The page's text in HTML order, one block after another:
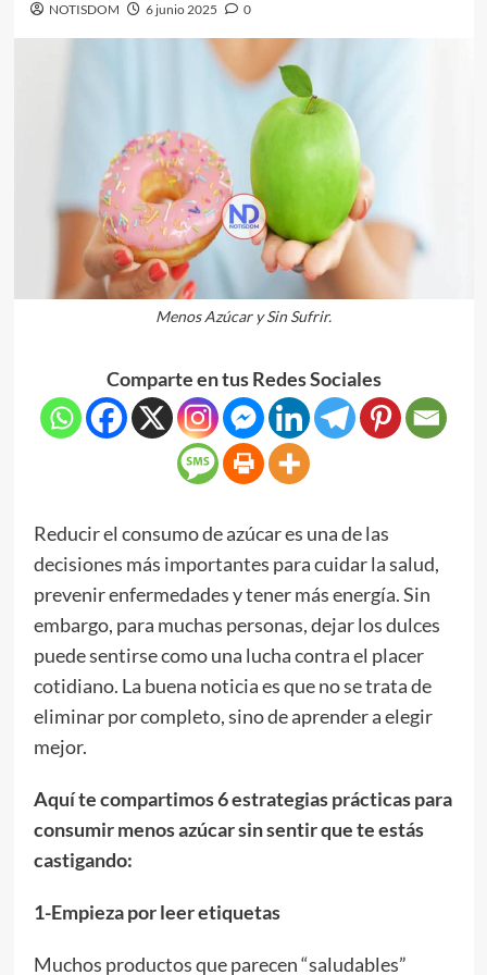
NOTISDOM 6 junio 2025 0
Menos Azúcar y Sin Sufrir.
Comparte en tus Redes Sociales
Reducir el consumo de azúcar es una de las
decisiones más importantes para cuidar la salud,
prevenir enfermedades y tener más energía. Sin
embargo, para muchas personas, dejar los dulces
puede sentirse como una lucha contra el placer
cotidiano. La buena noticia es que no se trata de
eliminar por completo, sino de aprender a elegir
mejor.
Aquí te compartimos 6 estrategias prácticas para
consumir menos azúcar sin sentir que te estás
castigando:
1-Empieza por leer etiquetas
Muchos productos que parecen “saludables”